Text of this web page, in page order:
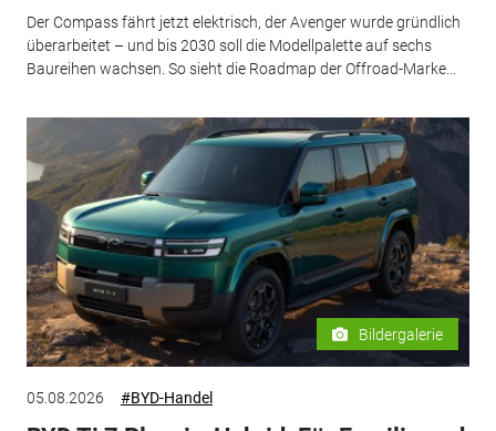
Der Compass fährt jetzt elektrisch, der Avenger wurde gründlich
überarbeitet – und bis 2030 soll die Modellpalette auf sechs
Baureihen wachsen. So sieht die Roadmap der Offroad-Marke...
Bildergalerie
05.08.2026 #BYD-Handel